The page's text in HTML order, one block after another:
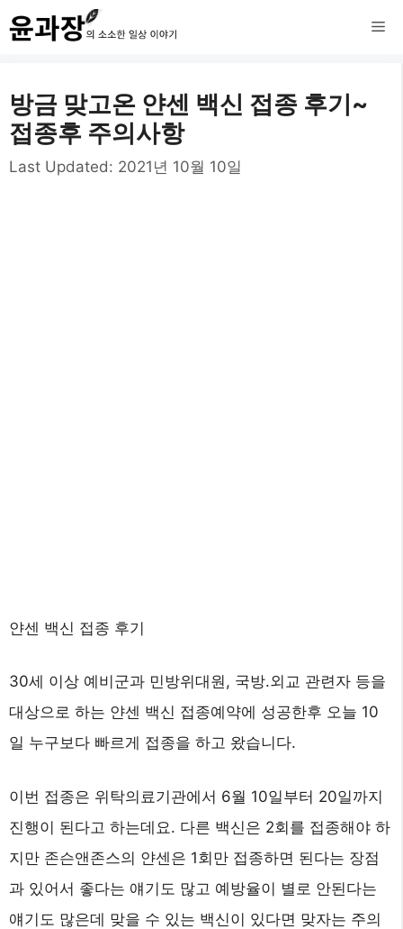
컨
텐
로
건
너
메
방금 맞고온 얀센 백신 접종 후기~
접종후 주의사항
Last Updated: 2021년 10월 10일
얀센 백신 접종 후기
30세 이상 예비군과 민방위대원, 국방.외교 관련자 등을
대상으로 하는 얀센 백신 접종예약에 성공한후 오늘 10
일 누구보다 빠르게 접종을 하고 왔습니다.
이번 접종은 위탁의료기관에서 6월 10일부터 20일까지
진행이 된다고 하는데요. 다른 백신은 2회를 접종해야 하
지만 존슨앤존스의 얀센은 1회만 접종하면 된다는 장점
과 있어서 좋다는 얘기도 많고 예방율이 별로 안된다는
얘기도 많은데 맞을 수 있는 백신이 있다면 맞자는 주의